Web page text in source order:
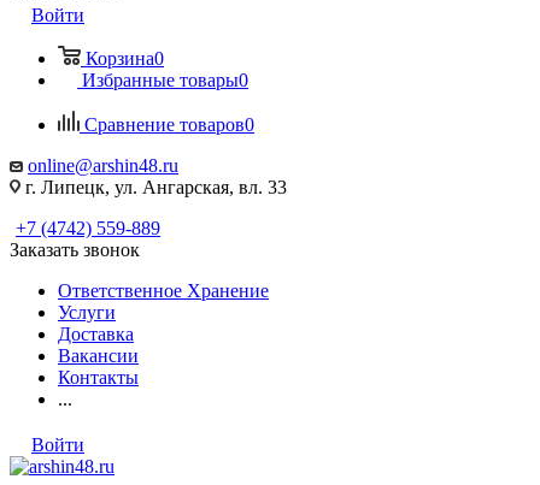
Войти
Корзина0
Избранные товары0
Сравнение товаров0
online@arshin48.ru
г. Липецк, ул. Ангарская, вл. 33
+7 (4742) 559-889
Заказать звонок
Ответственное Хранение
Услуги
Доставка
Вакансии
Контакты
...
Войти